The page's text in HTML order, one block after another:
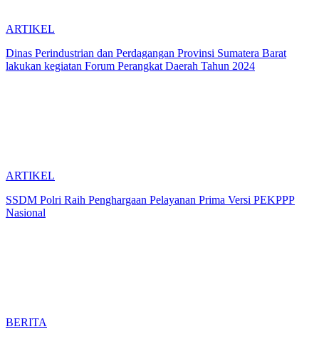
ARTIKEL
Dinas Perindustrian dan Perdagangan Provinsi Sumatera Barat
lakukan kegiatan Forum Perangkat Daerah Tahun 2024
ARTIKEL
SSDM Polri Raih Penghargaan Pelayanan Prima Versi PEKPPP
Nasional
BERITA